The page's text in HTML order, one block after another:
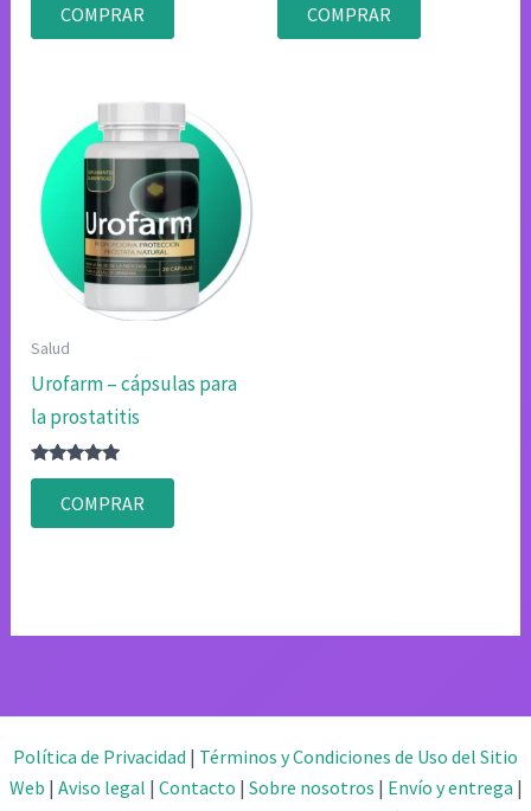
4.75
de 5
COMPRAR
4.83
de 5
COMPRAR
Salud
Urofarm – cápsulas para
la prostatitis
Valorado
4.80
de 5
COMPRAR
Política de Privacidad | Términos y Condiciones de Uso del Sitio
Web | Aviso legal | Contacto | Sobre nosotros | Envío y entrega |